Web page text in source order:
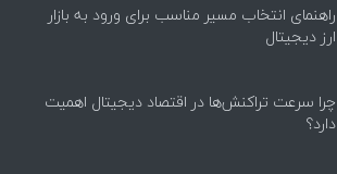
راهنمای انتخاب مسیر مناسب برای ورود به بازار
ارز دیجیتال
چرا سرعت تراکنش‌ها در اقتصاد دیجیتال اهمیت
دارد؟